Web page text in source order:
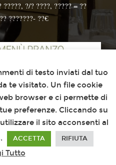
?????, ?/? ????, ????? = ??
???????- ??€
di testo inviati dal tuo
te visitato. Un file cookie
browser e ci permette di
preferenze. Cliccando su
il sito acconsenti al
ACCETTA RIFIUTA
Tutto